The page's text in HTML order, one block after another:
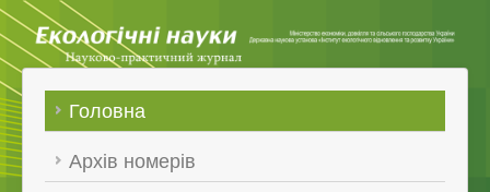
Головна
Архів номерів